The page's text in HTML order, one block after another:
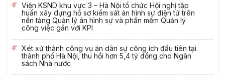
Viện KSND khu vực 3 – Hà Nội tổ chức Hội nghị tập
huấn xây dựng hồ sơ kiểm sát án hình sự điện tử trên
nền tảng Quản lý án hình sự và phần mềm Quản lý
công việc gắn với KPI
Xét xử thành công vụ án dân sự công ích đầu tiên tại
thành phố Hà Nội, thu hồi hơn 5,4 tỷ đồng cho Ngân
sách Nhà nước